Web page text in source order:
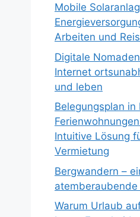
Mobile
Arbeiten und
Digitale
Internet
und leben
Belegungsplan in
Intuitive Lösung
Vermietung
Bergwandern –
atemberaubende
Warum Urlaub